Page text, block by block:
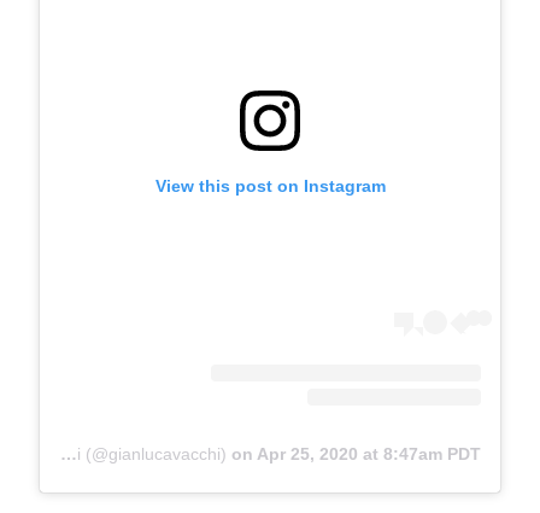
View this post on Instagram
A post shared by Gianluca Vacchi (@gianlucavacchi) on Apr 25, 2020 at 8:47am PDT